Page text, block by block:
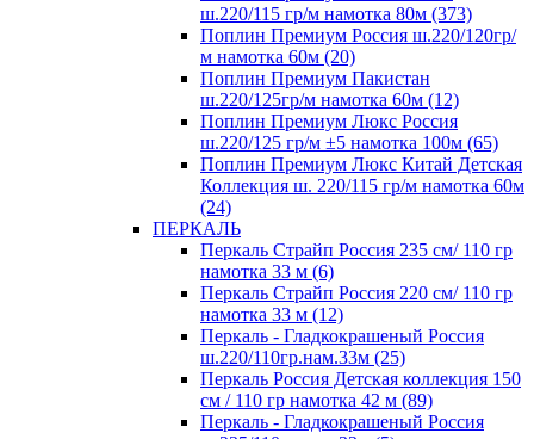
ш.220/115 гр/м намотка 80м (373)
Поплин Премиум Россия ш.220/120гр/
м намотка 60м (20)
Поплин Премиум Пакистан
ш.220/125гр/м намотка 60м (12)
Поплин Премиум Люкс Россия
ш.220/125 гр/м ±5 намотка 100м (65)
Поплин Премиум Люкс Китай Детская
Коллекция ш. 220/115 гр/м намотка 60м
(24)
ПЕРКАЛЬ
Перкаль Страйп Россия 235 см/ 110 гр
намотка 33 м (6)
Перкаль Страйп Россия 220 см/ 110 гр
намотка 33 м (12)
Перкаль - Гладкокрашеный Россия
ш.220/110гр.нам.33м (25)
Перкаль Россия Детская коллекция 150
см / 110 гр намотка 42 м (89)
Перкаль - Гладкокрашеный Россия